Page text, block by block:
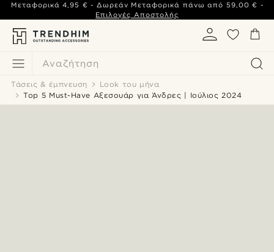
Αναζήτηση
Μεταφορικά 4,95 € - Δωρεάν Μεταφορικά πάνω από 59,00 € -
Επιλογές Αποστολής
Τάσεις & έμπνευση
Look του μήνα
Top 5 Must-Have Αξεσουάρ για Άνδρες | Ιούλιος 2024